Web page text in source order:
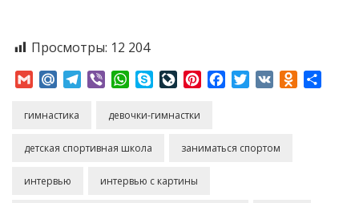
Просмотры: 12 204
GmailMail.RuTelegram
Viber WhatsApp
SkypeLiveJournal
PinterestFacebookTwitter
VK
гимнастика девочки-гимнастки
детская спортивная школа заниматься спортом
интервью интервью с картины